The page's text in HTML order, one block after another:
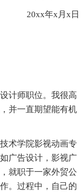
20xx年x月x日
计师职位。我很高
并一直期望能有机
术学院影视动画专
广告设计，影视广
就职于一家外贸公
。过程中，自己的